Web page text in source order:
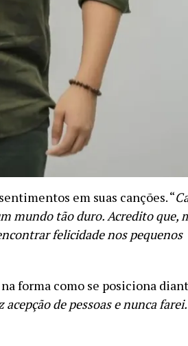
em suas canções. “
mundo tão duro. Acredito que,
felicidade nos pequenos
forma como se posiciona
de pessoas e nunca